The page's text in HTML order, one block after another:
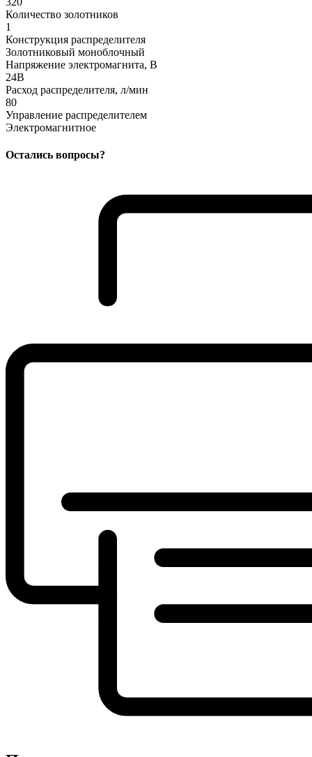
Количество золотников
1
Конструкция распределителя
Золотниковый моноблочный
Напряжение электромагнита, В
24В
Расход распределителя, л/мин
80
Управление распределителем
Электромагнитное
Остались вопросы?